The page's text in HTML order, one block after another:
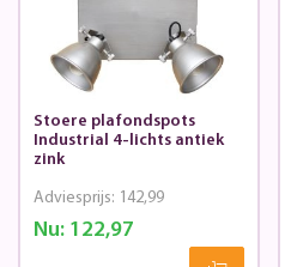
Stoere plafondspots
Industrial 4-lichts antiek
zink
Nu:122,97
Adviesprijs: 142,99